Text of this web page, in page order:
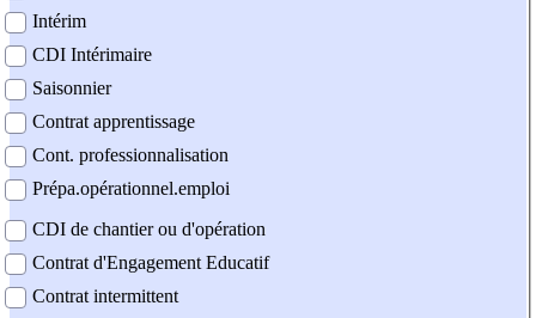
Intérim
CDI Intérimaire
Saisonnier
Contrat apprentissage
Cont. professionnalisation
Prépa.opérationnel.emploi
CDI de chantier ou d'opération
Contrat d'Engagement Educatif
Contrat intermittent